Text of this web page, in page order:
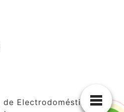
Electrodomésticos